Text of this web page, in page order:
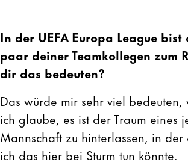
In der UEFA Europa League
paar deiner Teamkollegen zum
dir das bedeuten?
Das würde mir sehr viel
ich glaube, es ist der Traum
Mannschaft zu hinterlassen, in
ich das hier bei Sturm tun könnte.